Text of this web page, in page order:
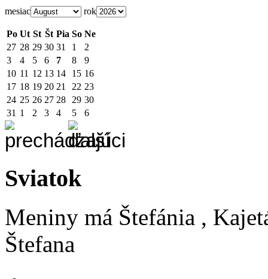
mesiac rok
Po Ut St Št Pia So Ne
27 28 29 30 31 1
2
3
4 5 6 7 8
9
10 11 12 13 14 15 16
17 18 19 20 21 22 23
24 25 26 27 28 29 30
31 1 2 3 4 5 6
Sviatok
Meniny má Štefánia ,
Štefana